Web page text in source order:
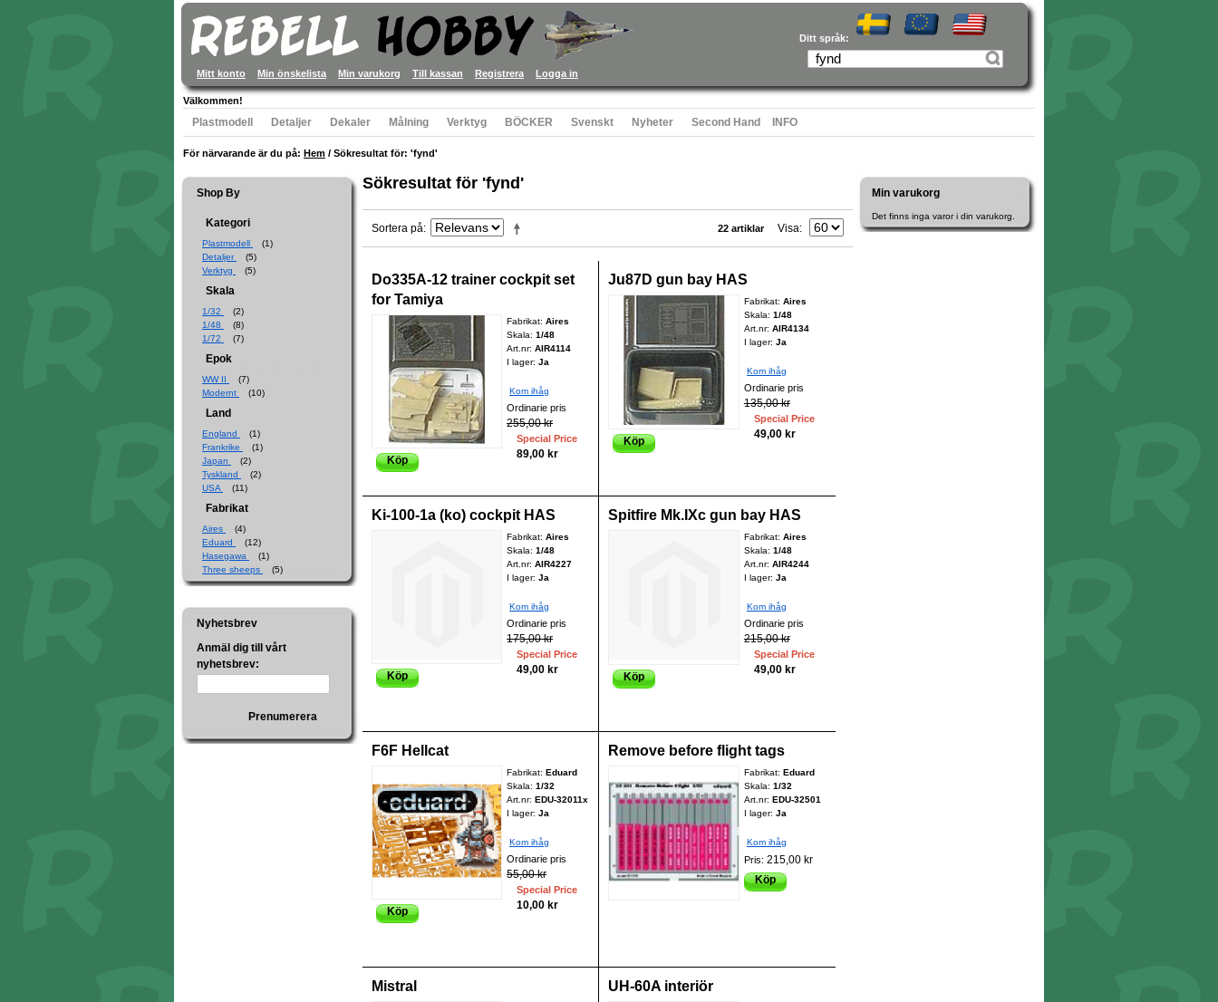
Ditt språk:
Mitt konto Min önskelista Min varukorg Till kassan Registrera Logga in
Välkommen!
Plastmodell Detaljer Dekaler Målning Verktyg BÖCKER Svenskt Nyheter Second Hand INFO
För närvarande är du på: Hem / Sökresultat för: 'fynd'
Shop By
Kategori
Plastmodell
(1)
Detaljer
(5)
Verktyg
(5)
Skala
1/32
(2)
1/48
(8)
1/72
(7)
Epok
WW II
(7)
Modernt
(10)
Land
England
(1)
Frankrike
(1)
Japan
(2)
Tyskland
(2)
USA
(11)
Fabrikat
Aires
(4)
Eduard
(12)
Hasegawa
(1)
Three sheeps
(5)
Sökresultat för 'fynd'
Sortera på 22 artiklar Visa
Do335A-12 trainer cockpit set
for Tamiya
Fabrikat:Aires
Skala:1/48
Art.nr:AIR4114
I lager: Ja
Kom ihåg
Ordinarie pris
255,00 kr
Special Price
89,00 kr
Köp
Ju87D gun bay HAS
Fabrikat: Aires
Skala: 1/48
Art.nr: AIR4134
I lager: Ja
Kom ihåg
Ordinarie pris
135,00 kr
Special Price
49,00 kr
Köp
Ki-100-1a (ko) cockpit HAS
Fabrikat:Aires
Skala:1/48
Art.nr:AIR4227
I lager: Ja
Kom ihåg
Ordinarie pris
175,00 kr
Special Price
49,00 kr
Köp
Spitfire Mk.IXc gun bay HAS
Fabrikat: Aires
Skala: 1/48
Art.nr: AIR4244
I lager: Ja
Kom ihåg
Ordinarie pris
215,00 kr
Special Price
49,00 kr
Köp
F6F Hellcat
Fabrikat:Eduard
Skala:1/32
Art.nr:EDU-32011x
I lager: Ja
Kom ihåg
Ordinarie pris
55,00 kr
Special Price
10,00 kr
Köp
Remove before flight tags
Fabrikat: Eduard
Skala: 1/32
Art.nr: EDU-32501
I lager: Ja
Kom ihåg
Pris: 215,00 kr
Köp
Mistral UH-60A interiör
Nyhetsbrev
Anmäl dig till vårt
nyhetsbrev:
Prenumerera
Min varukorg
Det finns inga varor i din varukorg.